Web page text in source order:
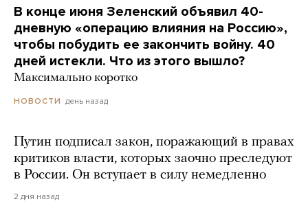
В конце июня Зеленский объявил 40-
дневную «операцию влияния на Россию»,
чтобы побудить ее закончить войну. 40
дней истекли. Что из этого вышло?
Максимально коротко
НОВОСТИ день назад
Путин подписал закон, поражающий в правах
критиков власти, которых заочно преследуют
в России. Он вступает в силу немедленно
2 дня назад